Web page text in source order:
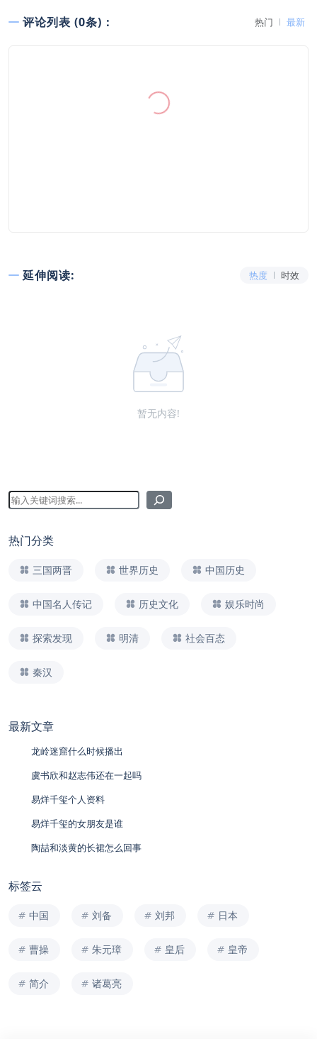
评论列表 (0条)： 热门 最新
延伸阅读: 热度 时效
暂无内容!
热门分类
三国两晋 世界历史 中国历史
中国名人传记 历史文化 娱乐时尚
探索发现 明清 社会百态
秦汉
最新文章
龙岭迷窟什么时候播出
虞书欣和赵志伟还在一起吗
易烊千玺个人资料
易烊千玺的女朋友是谁
陶喆和淡黄的长裙怎么回事
标签云
中国 刘备 刘邦 日本
曹操 朱元璋 皇后 皇帝
简介 诸葛亮